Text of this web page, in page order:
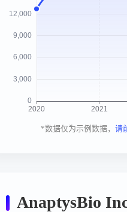
*数据仅为示例数据， 请
AnaptysBio